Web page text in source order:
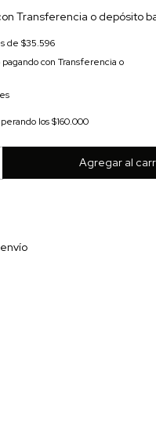
Transferencia o depósito
de $35.596
pagando con Transferencia o
los$160.000